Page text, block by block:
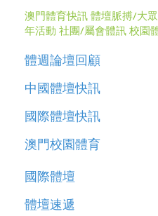
澳門體育快訊 體壇脈搏/大
年活動 社團/屬會體訊 校園
體週論壇回顧
中國體壇快訊
國際體壇快訊
澳門校園體育
國際體壇
體壇速遞